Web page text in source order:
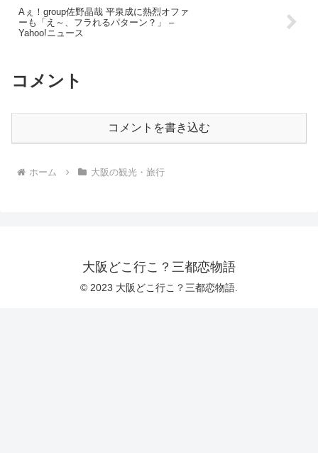
Aぇ！group佐野晶哉 平泉成に熱烈オファ
ーも「え～、フラれるパターン？」 –
Yahoo!ニュース
コメント
コメントを書き込む
ホーム 大阪の観光・旅行
大阪どこ行こ？三都恋物語
© 2023 大阪どこ行こ？三都恋物語.